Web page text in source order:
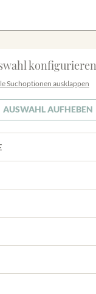
konfigurieren
Suchoptionen ausklappen
AUSWAHL AUFHEBEN